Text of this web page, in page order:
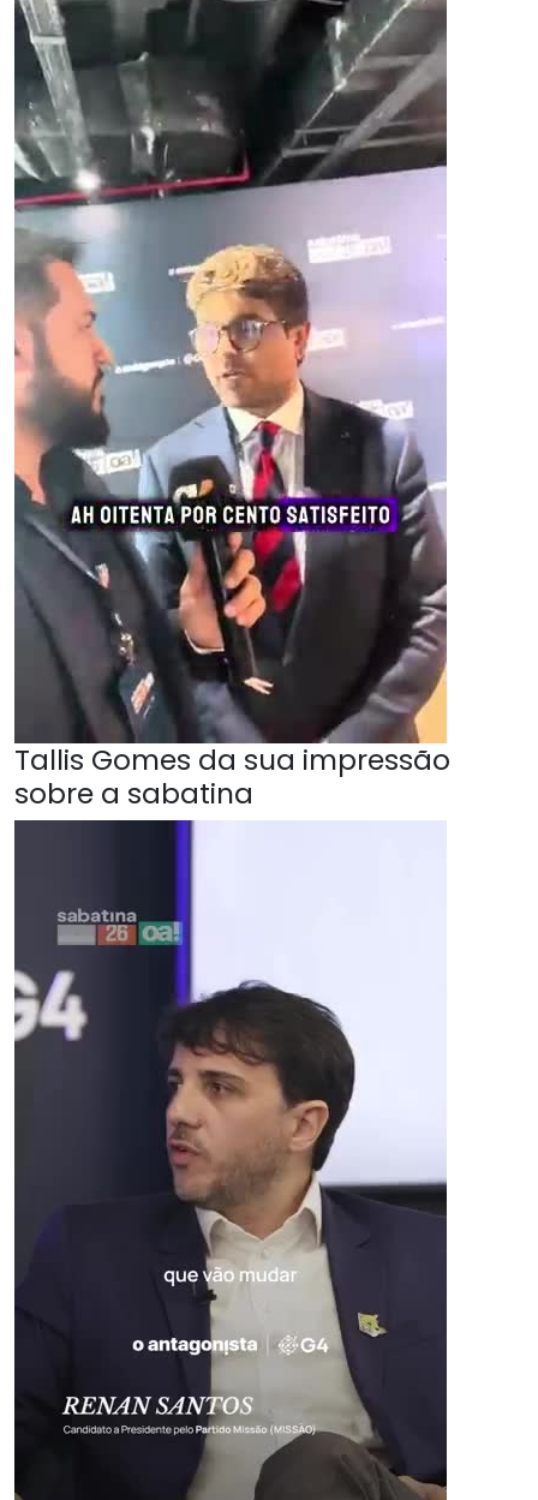
Tallis Gomes da sua impressão
sobre a sabatina